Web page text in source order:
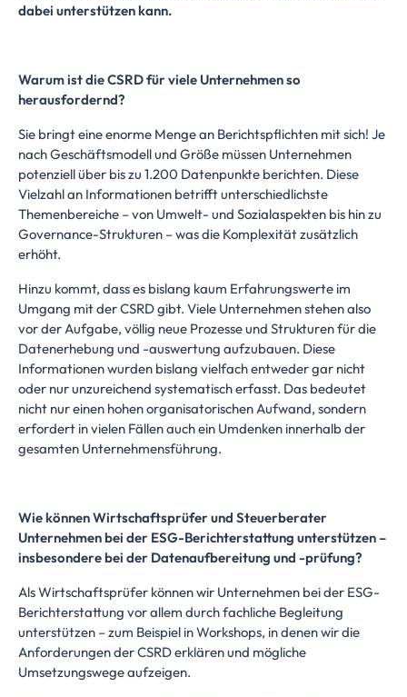
dabei unterstützen kann.
Warum ist die CSRD für viele Unternehmen so
herausfordernd?
Sie bringt eine enorme Menge an Berichtspflichten mit sich! Je
nach Geschäftsmodell und Größe müssen Unternehmen
potenziell über bis zu 1.200 Datenpunkte berichten. Diese
Vielzahl an Informationen betrifft unterschiedlichste
Themenbereiche – von Umwelt- und Sozialaspekten bis hin zu
Governance-Strukturen – was die Komplexität zusätzlich
erhöht.
Hinzu kommt, dass es bislang kaum Erfahrungswerte im
Umgang mit der CSRD gibt. Viele Unternehmen stehen also
vor der Aufgabe, völlig neue Prozesse und Strukturen für die
Datenerhebung und -auswertung aufzubauen. Diese
Informationen wurden bislang vielfach entweder gar nicht
oder nur unzureichend systematisch erfasst. Das bedeutet
nicht nur einen hohen organisatorischen Aufwand, sondern
erfordert in vielen Fällen auch ein Umdenken innerhalb der
gesamten Unternehmensführung.
Wie können Wirtschaftsprüfer und Steuerberater
Unternehmen bei der ESG-Berichterstattung unterstützen –
insbesondere bei der Datenaufbereitung und -prüfung?
Als Wirtschaftsprüfer können wir Unternehmen bei der ESG-
Berichterstattung vor allem durch fachliche Begleitung
unterstützen – zum Beispiel in Workshops, in denen wir die
Anforderungen der CSRD erklären und mögliche
Umsetzungswege aufzeigen.